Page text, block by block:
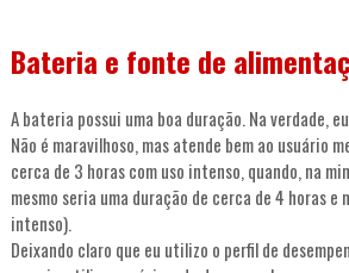
Bateria e fonte de
A bateria possui uma boa duração. Na verdade,
Não é maravilhoso, mas atende bem ao usuário
cerca de 3 horas com uso intenso, quando, na
mesmo seria uma duração de cerca de 4 horas e
intenso).
Deixando claro que eu utilizo o perfil de